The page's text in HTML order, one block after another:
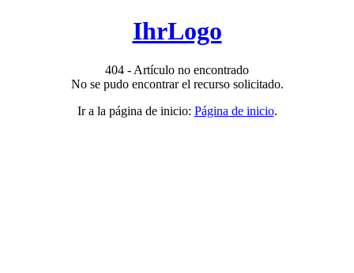
IhrLogo
404 - Artículo no encontrado
No se pudo encontrar el recurso solicitado.
Ir a la página de inicio: Página de inicio.